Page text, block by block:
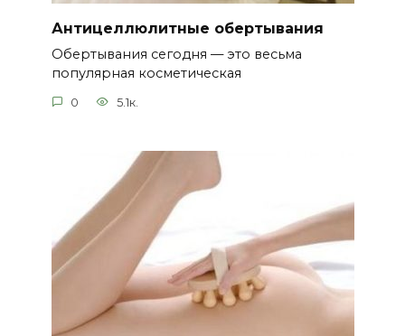
Антицеллюлитные обертывания
Обертывания сегодня — это весьма
популярная косметическая
0 5.1к.